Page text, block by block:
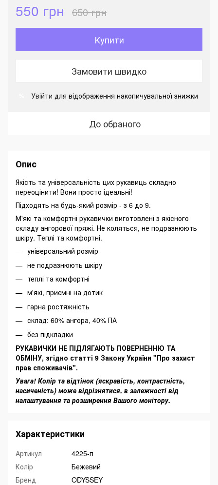
550 грн 650 грн
Купити
Замовити швидко
Увійти для відображення накопичувальної знижки
До обраного
Опис
Якість та універсальність цих рукавиць складно
переоцінити! Вони просто ідеальні!
Підходять на будь-який розмір - з 6 до 9.
М'які та комфортні рукавички виготовлені з якісного
складу ангорової пряжі. Не коляться, не подразнюють
шкіру. Теплі та комфортні.
універсальний розмір
не подразнюють шкіру
теплі та комфортні
м'які, приємні на дотик
гарна ростяжність
склад: 60% ангора, 40% ПА
без підкладки
РУКАВИЧКИ НЕ ПІДЛЯГАЮТЬ ПОВЕРНЕННЮ ТА
ОБМІНУ, згідно статті 9 Закону України "Про захист
прав споживачів".
Увага! Колір та відтінок (яскравість, контрастність,
насиченість) може відрізнятися, в залежності від
налаштування та розширення Вашого монітору.
Характеристики
Артикул
4225-п
Колір
Бежевий
Бренд
ODYSSEY